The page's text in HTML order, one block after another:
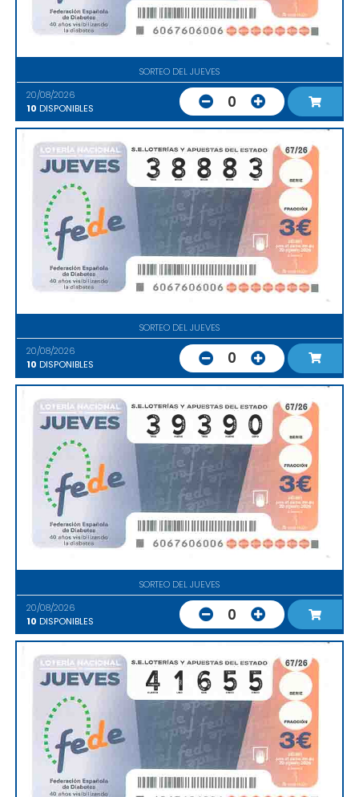
SORTEO DEL JUEVES
20/08/2026
10 DISPONIBLES 0
SORTEO DEL JUEVES
20/08/2026
10 DISPONIBLES 0
SORTEO DEL JUEVES
20/08/2026
10 DISPONIBLES 0